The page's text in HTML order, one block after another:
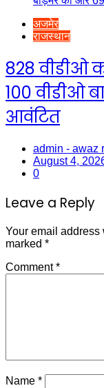
अजमेर
राजस्थान
828 वीडीओ
100 वीडीओ
आवंटित
admin - awaz
August 4,
0
Leave a Reply
Your email
marked *
Comment*
Name *